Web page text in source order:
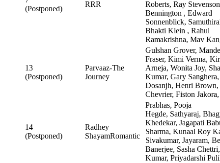
(Postponed)
RRR
Roberts, Ray
Bennington , Edward
Sonnenblick,
Bhakti Klein , Rahul
Ramakrishna, Mav
13
(Postponed)
Parvaaz-The
Journey
Gulshan Grover,
Fraser, Kimi Verma,
Arneja, Wonita Joy,
Kumar, Gary
Dosanjh, Henri Brown,
Chevrier, Fiston
14
(Postponed)
Radhey
ShayamRomantic
Prabhas, Pooja
Hegde, Sathyaraj,
Khedekar, Jagapati
Sharma, Kunaal Roy
Sivakumar, Jayaram,
Banerjee, Sasha
Kumar, Priyadarshi